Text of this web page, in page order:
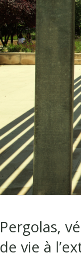
Pergolas,
de vie à